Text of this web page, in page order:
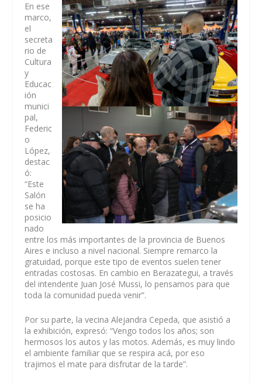
En ese
marco,
el
secreta
rio de
Cultura
y
Educac
ión
munici
pal,
Federic
o
López,
destac
ó:
“Este
Salón
se ha
posicio
nado
entre los más importantes de la provincia de Buenos
Aires e incluso a nivel nacional. Siempre remarco la
gratuidad, porque este tipo de eventos suelen tener
entradas costosas. En cambio en Berazategui, a través
del intendente Juan José Mussi, lo pensamos para que
toda la comunidad pueda venir”.
Por su parte, la vecina Alejandra Cepeda, que asistió a
la exhibición, expresó: “Vengo todos los años; son
hermosos los autos y las motos. Además, es muy lindo
el ambiente familiar que se respira acá, por eso
trajimos el mate para disfrutar de la tarde”.